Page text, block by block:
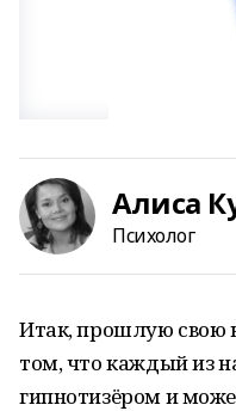
Алиса
Психолог
Итак, прошлую свою
том, что каждый из
гипнотизёром и